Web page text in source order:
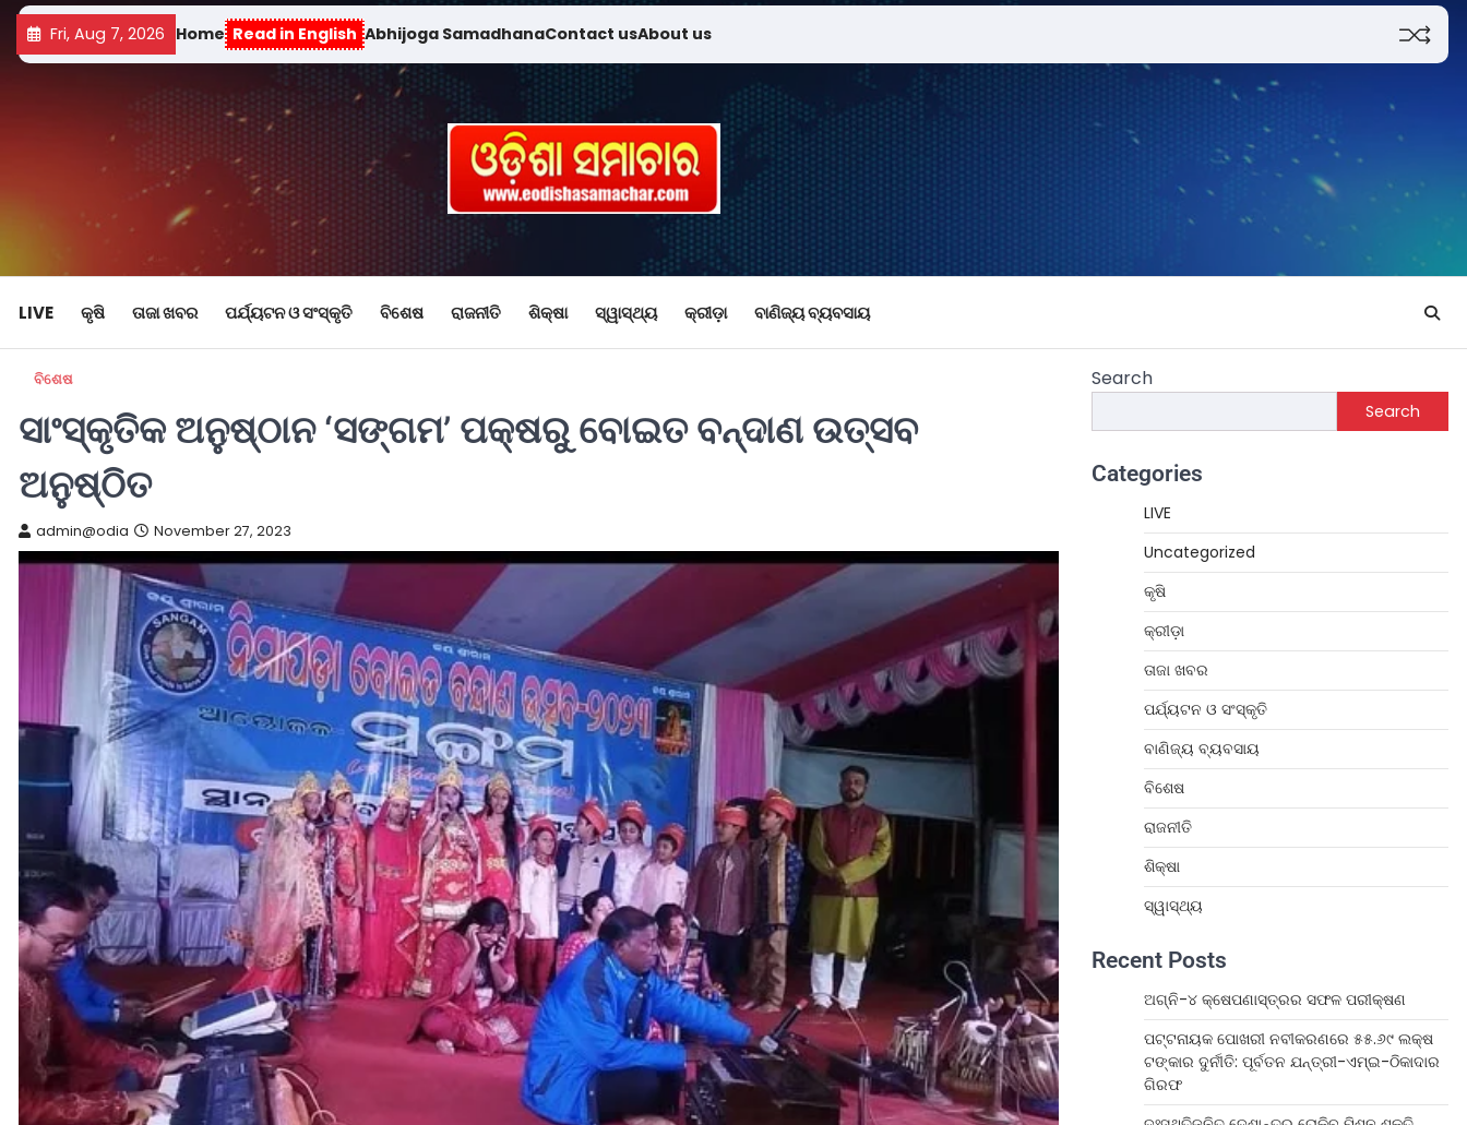
Fri, Aug 7, 2026 Home Read in English Abhijoga SamadhanaContact usAbout us
LIVE କୃଷି ତାଜା ଖବର ପର୍ଯ୍ୟଟନ ଓ ସଂସ୍କୃତି ବିଶେଷ ରାଜନୀତି ଶିକ୍ଷା ସ୍ୱାସ୍ଥ୍ୟ କ୍ରୀଡ଼ା ବାଣିଜ୍ୟ ବ୍ୟବସାୟ
ବିଶେଷ
ସାଂସ୍କୃତିକ ଅନୁଷ୍ଠାନ ‘ସଙ୍ଗମ’ ପକ୍ଷରୁ ବୋଇତ ବନ୍ଦାଣ ଉତ୍ସବ
ଅନୁଷ୍ଠିତ
admin@odia November 27, 2023
Search
Search
Categories
LIVE
Uncategorized
କୃଷି
କ୍ରୀଡ଼ା
ତାଜା ଖବର
ପର୍ଯ୍ୟଟନ ଓ ସଂସ୍କୃତି
ବାଣିଜ୍ୟ ବ୍ୟବସାୟ
ବିଶେଷ
ରାଜନୀତି
ଶିକ୍ଷା
ସ୍ୱାସ୍ଥ୍ୟ
Recent Posts
ଅଗ୍ନି-୪ କ୍ଷେପଣାସ୍ତ୍ରର ସଫଳ ପରୀକ୍ଷଣ
ପଟ୍ଟନାୟକ ପୋଖରୀ ନବୀକରଣରେ ୫୫.୬୯ ଲକ୍ଷ
ଟଙ୍କାର ଦୁର୍ନୀତି: ପୂର୍ବତନ ଯନ୍ତ୍ରୀ-ଏମ୍‌ଇ-ଠିକାଦାର
ଗିରଫ